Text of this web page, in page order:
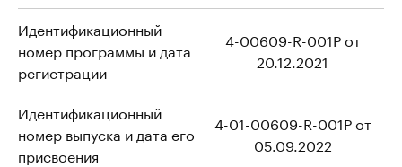
Идентификационный
номер программы и дата
регистрации
4-00609-R-001P от
20.12.2021
Идентификационный
номер выпуска и дата его
присвоения
4-01-00609-R-001P от
05.09.2022